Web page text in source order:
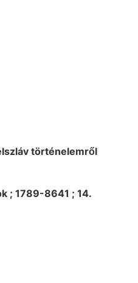
történelemről
; 1789-8641 ; 14.